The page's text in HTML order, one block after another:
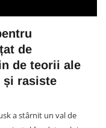
de
de teorii ale
și rasiste
a stârnit un val de